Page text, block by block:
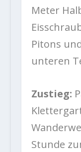
Meter
Pitons
unteren
Zustieg:
Stunde